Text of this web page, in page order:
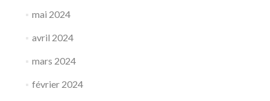
mai 2024
avril 2024
mars 2024
février 2024